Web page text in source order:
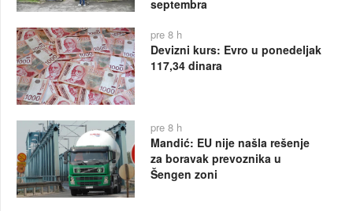
septembra
pre 8 h
Devizni kurs: Evro u ponedeljak
117,34 dinara
pre 8 h
Mandić: EU nije našla rešenje
za boravak prevoznika u
Šengen zoni